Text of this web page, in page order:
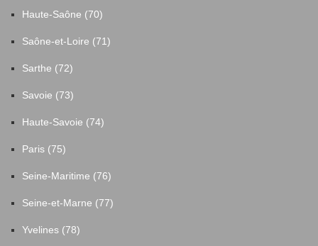
Haute-Saône (70)
Saône-et-Loire (71)
Sarthe (72)
Savoie (73)
Haute-Savoie (74)
Paris (75)
Seine-Maritime (76)
Seine-et-Marne (77)
Yvelines (78)